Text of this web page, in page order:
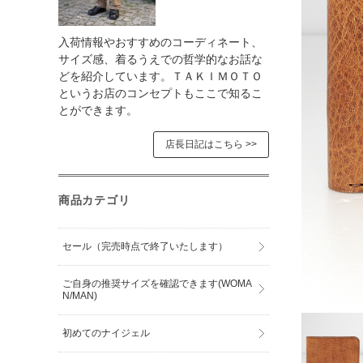
入荷情報やおすすめのコーディネート、
サイズ感、着るうえでの哲学的なお話な
どを紹介しています。ＴＡＫＩＭＯＴＯ
というお店のコンセプトもここで知るこ
とができます。
店長日記はこちら >>
商品カテゴリ
セール（完売時点で終了いたします）
ご自身の推奨サイズを確認できます(WOMA
N/MAN)
初めてのナイジェル